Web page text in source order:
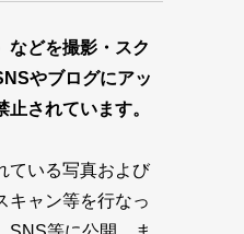
などを撮影・スク
やブログにアッ
されています。
ている写真および
キャン等を行なっ